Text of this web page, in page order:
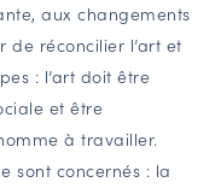
Région Grand Est
aux changements
réconcilier l’art et
: l’art doit être
et être
à travailler.
sont concernés : la